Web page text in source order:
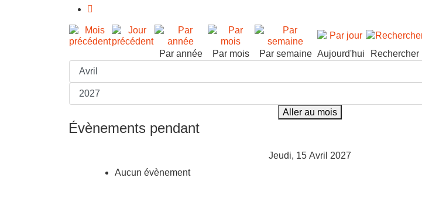
Par année Par mois Par semaine Aujourd'hui Rechercher
Aller au mois
Évènements pendant
Jeudi, 15 Avril 2027
Aucun évènement